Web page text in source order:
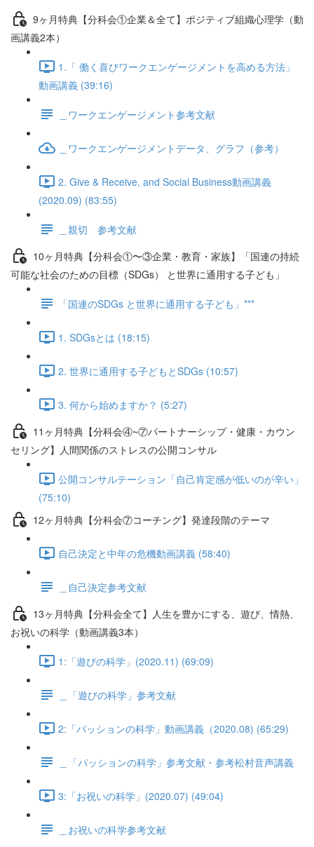
9ヶ月特典【分科会①企業＆全て】ポジティブ組織心理学（動
画講義2本）
1.「 働く喜びワークエンゲージメントを高める方法」
動画講義 (39:16)
＿ワークエンゲージメント参考文献
＿ワークエンゲージメントデータ、グラフ（参考）
2. Give & Receive, and Social Business動画講義
(2020.09) (83:55)
＿親切 参考文献
10ヶ月特典【分科会①〜③企業・教育・家族】「国連の持続
可能な社会のための目標（SDGs） と世界に通用する子ども」
「国連のSDGs と世界に通用する子ども」***
1. SDGsとは (18:15)
2. 世界に通用する子どもとSDGs (10:57)
3. 何から始めますか？ (5:27)
11ヶ月特典【分科会④~⑦パートナーシップ・健康・カウン
セリング】人間関係のストレスの公開コンサル
公開コンサルテーション「自己肯定感が低いのが辛い」
(75:10)
12ヶ月特典【分科会⑦コーチング】発達段階のテーマ
自己決定と中年の危機動画講義 (58:40)
＿自己決定参考文献
13ヶ月特典【分科会全て】人生を豊かにする、遊び、情熱、
お祝いの科学（動画講義3本）
1:「遊びの科学」(2020.11) (69:09)
＿「遊びの科学」参考文献
2:「パッションの科学」動画講義（2020.08) (65:29)
＿「パッションの科学」参考文献・参考松村音声講義
3:「お祝いの科学」(2020.07) (49:04)
＿お祝いの科学参考文献